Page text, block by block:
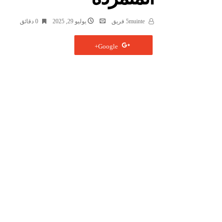
يوليو 29, 2025 0 ‫دقائق‬
Google+